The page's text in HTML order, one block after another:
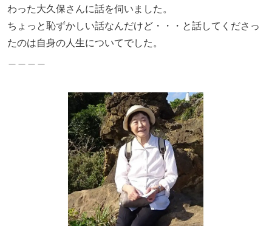
わった大久保さんに話を伺いました。
ちょっと恥ずかしい話なんだけど・・・と話してくださっ
たのは自身の人生についてでした。